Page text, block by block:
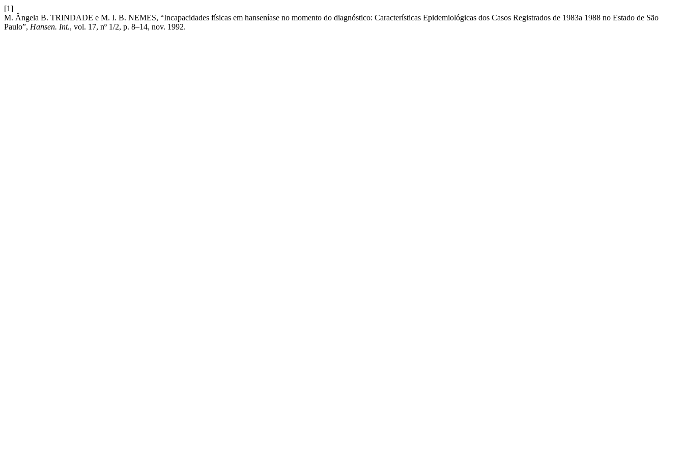
[1]
M. Ângela B. TRINDADE e M. I. B. NEMES, “Incapacidades físicas em hanseníase no momento do diagnóstico: Características Epidemiológicas dos Casos Registrados de 1983a 1988 no Estado de São
Paulo”, Hansen. Int., vol. 17, nº 1/2, p. 8–14, nov. 1992.